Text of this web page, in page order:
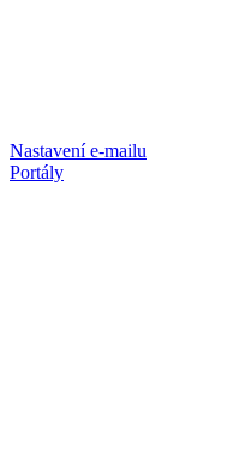
Nastavení e-mailu
Portály